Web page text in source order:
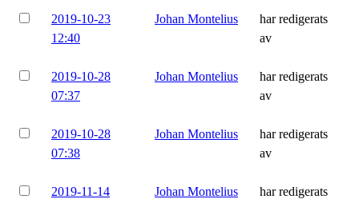
2019-10-23
12:40
Johan Montelius
har redigerats
av
2019-10-28
07:37
Johan Montelius
har redigerats
av
2019-10-28
07:38
Johan Montelius
har redigerats
av
2019-11-14
Johan Montelius
har redigerats